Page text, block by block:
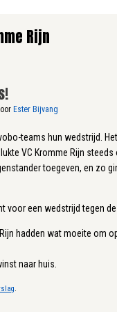
Rijn
Ester Bijvang
teams hun wedstrijd.
VC Kromme Rijn steeds
toegeven, en zo
voor een wedstrijd tegen
hadden wat moeite om
naar huis.